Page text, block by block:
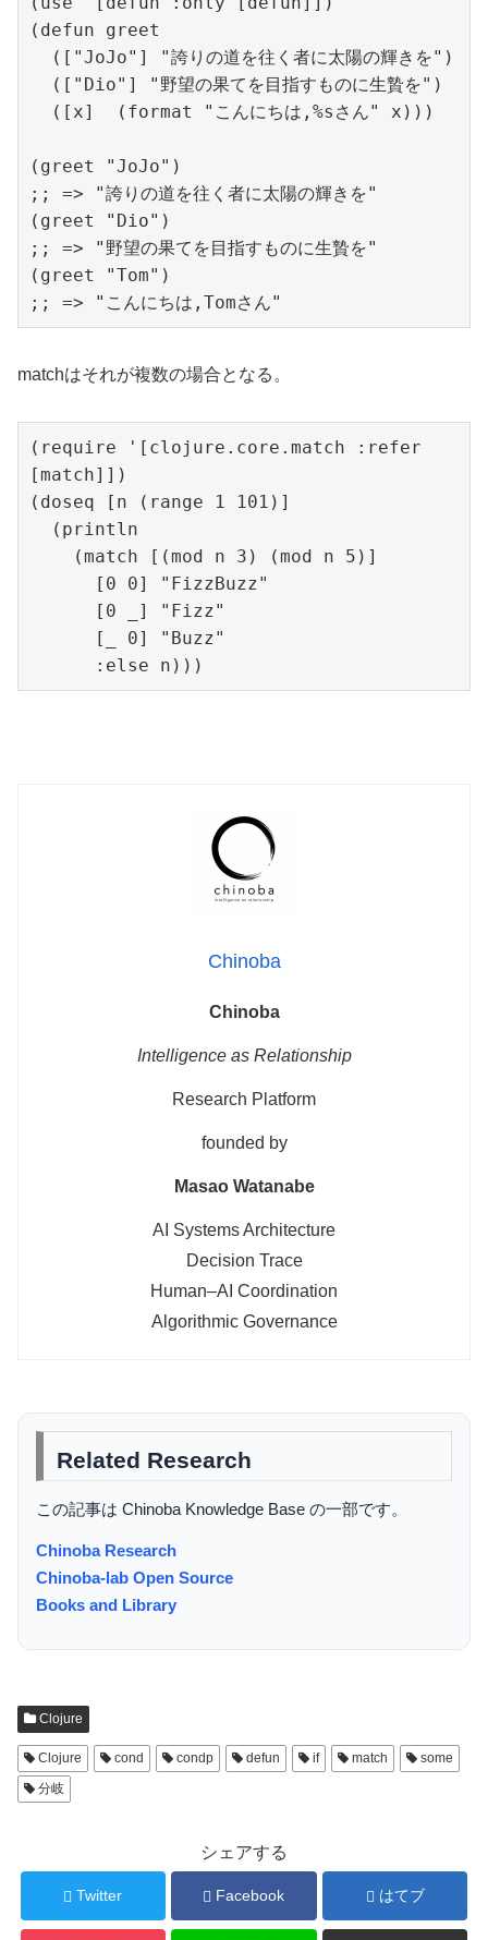
(defun greet
(greet "JoJo")
;; => "誇りの道を往く者に太陽の輝きを"
(greet "Dio")
;; => "野望の果てを目指すものに生贄を"
(greet "Tom")
;; => "こんにちは,Tomさん"
matchはそれが複数の場合となる。
(require '[clojure.core.match :refer
[match]])
(doseq [n (range 1 101)]
      :else n)))
Chinoba
Chinoba
Intelligence as Relationship
Research Platform
founded by
Masao Watanabe
AI Systems Architecture
Decision Trace
Human–AI Coordination
Algorithmic Governance
Related Research
この記事は Chinoba Knowledge Base の一部です。
Chinoba Research
Chinoba-lab Open Source
Books and Library
Clojure
Clojure cond condp defun if match
some
分岐
シェアする
Twitter Facebook はてブ